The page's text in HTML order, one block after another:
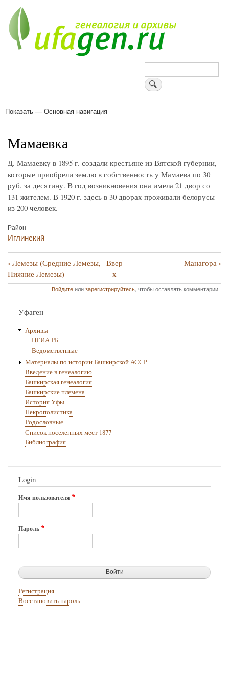
основному
содержанию
Поиск
Основная
Показать — Основная навигация
Мамаевка
Д. Мамаевку в 1895 г. создали крестьяне из Вятской губернии,
которые приобрели землю в собственность у Мамаева по 30
руб. за десятину. В год возникновения она имела 21 двор со
131 жителем. В 1920 г. здесь в 30 дворах проживали белорусы
из 200 человек.
Район
Иглинский
Перекрёстные
ссылки
книги
для
Мамаевка
‹ Лемезы (Средние Лемезы,
Нижние Лемезы)
Ввер
х
Манагора ›
Войдитеилизарегистрируйтесь, чтобы оставлять комментарии
Уфаген
Архивы
ЦГИА РБ
Ведомственные
Материалы по истории Башкирской АССР
Введение в генеалогию
Башкирская генеалогия
Башкирские племена
История Уфы
Некрополистика
Родословные
Список поселенных мест 1877
Библиография
Login
Имя пользователя
Пароль
Регистрация
Восстановить пароль